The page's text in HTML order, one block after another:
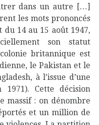
dans un autre […]
les mots prononcés
14 au 15 août 1947,
son statut
colonie britannique est
le Pakistan et le
à l’issue d’une
1971). Cette décision
massif : on dénombre
et un million de